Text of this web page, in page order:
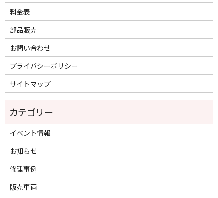
料金表
部品販売
お問い合わせ
プライバシーポリシー
サイトマップ
イベント情報
お知らせ
修理事例
販売車両